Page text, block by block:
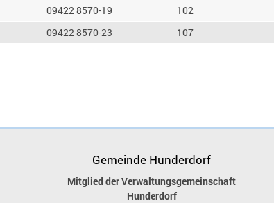
09422 8570-19 102
09422 8570-23 107
Gemeinde Hunderdorf
Mitglied der Verwaltungsgemeinschaft
Hunderdorf